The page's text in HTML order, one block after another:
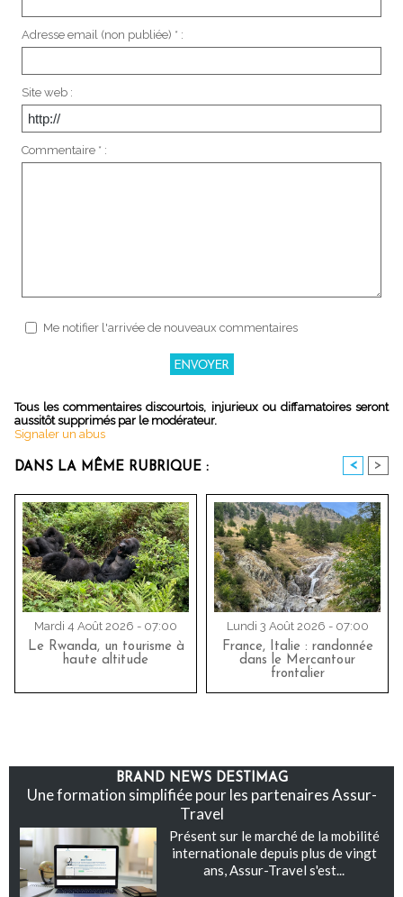
Adresse email (non publiée) * :
Site web :
Commentaire * :
Me notifier l'arrivée de nouveaux commentaires
Tous les commentaires discourtois, injurieux ou diffamatoires seront
aussitôt supprimés par le modérateur.
Signaler un abus
DANS LA MÊME RUBRIQUE : < >
Mardi 4 Août 2026 - 07:00
Le Rwanda, un tourisme à
haute altitude
Lundi 3 Août 2026 - 07:00
France, Italie : randonnée
dans le Mercantour
frontalier
BRAND NEWS DESTIMAG
Une formation simplifiée pour les partenaires Assur-
Travel
Présent sur le marché de la mobilité
internationale depuis plus de vingt
ans, Assur-Travel s'est...